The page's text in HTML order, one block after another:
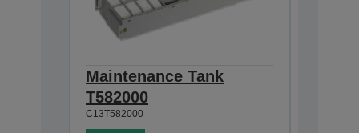
Maintenance Tank
T582000
C13T582000